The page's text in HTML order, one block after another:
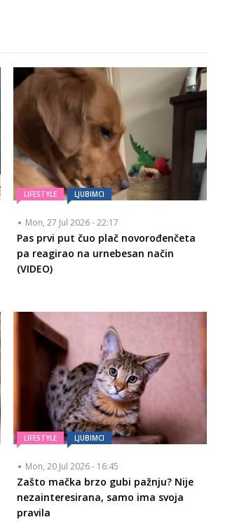
LIFESTYLE LJUBIMCI
Mon, 27 Jul 2026 - 22:17
Pas prvi put čuo plač novorođenčeta
pa reagirao na urnebesan način
(VIDEO)
LIFESTYLE LJUBIMCI
Mon, 20 Jul 2026 - 16:45
Zašto mačka brzo gubi pažnju? Nije
nezainteresirana, samo ima svoja
pravila